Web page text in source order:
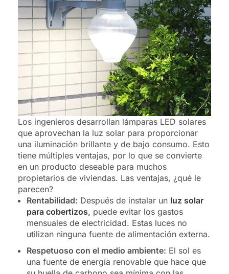
Los ingenieros desarrollan lámparas LED solares
que aprovechan la luz solar para proporcionar
una iluminación brillante y de bajo consumo. Esto
tiene múltiples ventajas, por lo que se convierte
en un producto deseable para muchos
propietarios de viviendas. Las ventajas, ¿qué le
parecen?
Rentabilidad: Después de instalar un luz solar
para cobertizos, puede evitar los gastos
mensuales de electricidad. Estas luces no
utilizan ninguna fuente de alimentación externa.
Respetuoso con el medio ambiente: El sol es
una fuente de energía renovable que hace que